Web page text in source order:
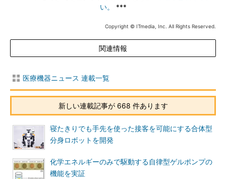
い。
***
Copyright © ITmedia, Inc. All Rights Reserved.
関連情報
医療機器ニュース 連載一覧
新しい連載記事が 668 件あります
寝たきりでも手先を使った接客を可能にする合体型
分身ロボットを開発
化学エネルギーのみで駆動する自律型ゲルポンプの
機能を実証